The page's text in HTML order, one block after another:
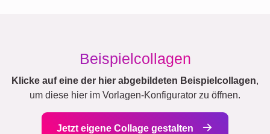
Beispielcollagen
Klicke auf eine der hier abgebildeten Beispielcollagen,
um diese hier im Vorlagen-Konfigurator zu öffnen.
Jetzt eigene Collage gestalten